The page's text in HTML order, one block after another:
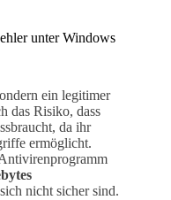
unter Windows
ein legitimer
das Risiko, dass
da ihr
ermöglicht.
nicht sicher sind.